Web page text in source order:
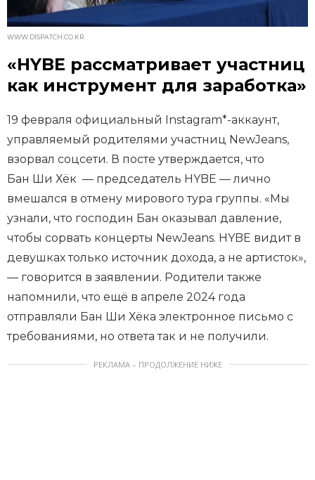
WWW.DISPATCH.CO.KR
«HYBE рассматривает участниц
как инструмент для заработка»
19 февраля официальный Instagram*-аккаунт,
управляемый родителями участниц NewJeans,
взорвал соцсети. В посте утверждается, что
Бан Ши Хёк — председатель HYBE — лично
вмешался в отмену мирового тура группы. «Мы
узнали, что господин Бан оказывал давление,
чтобы сорвать концерты NewJeans. HYBE видит в
девушках только источник дохода, а не артисток»,
— говорится в заявлении. Родители также
напомнили, что ещё в апреле 2024 года
отправляли Бан Ши Хёка электронное письмо с
требованиями, но ответа так и не получили.
РЕКЛАМА – ПРОДОЛЖЕНИЕ НИЖЕ